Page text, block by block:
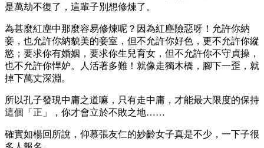
是萬劫不復了，這輩子別想修煉了。
為甚麼紅塵中那麼容易修煉呢？因為紅塵險惡呀！允許你納
妾，也允許你納貌美的妾室，但不允許你好色，更不允許你縱
慾；要求你有婚姻，要求你生兒育女，但不允許你不守貞操，
也不允許你悍妒。人活著多難！就像走獨木橋，腳下一歪，就
掉下萬丈深淵。
所以孔子發現中庸之道嘛，只有走中庸，才能最大限度的保持
這個「正」，你才會立於不敗之地……
確實如楊回所說，仰慕張友仁的妙齡女子真是不少，一下子很